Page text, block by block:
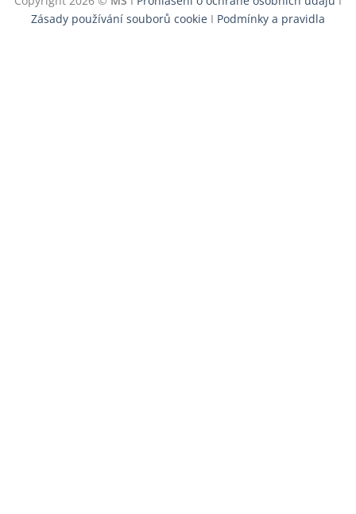
Delivery
Zásady používání souborů cookie I Podmínky a pravidla